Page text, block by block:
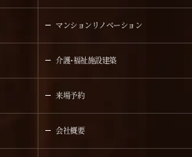
マンションリノベーション
介護・福祉施設建築
来場予約
会社概要